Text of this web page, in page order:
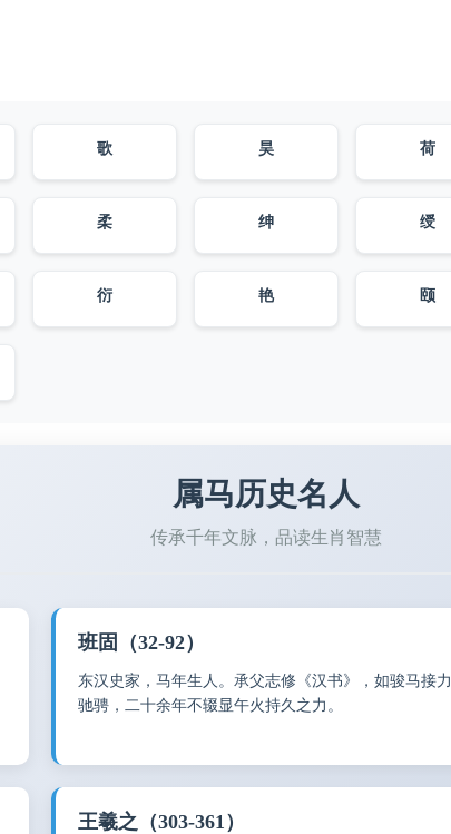
歌 昊 荷
柔 绅 绶
衍 艳 颐
属马历史名人
传承千年文脉，品读生肖智慧
班固（32-92）
东汉史家，马年生人。承父志修《汉书》，如骏马接力
驰骋，二十余年不辍显午火持久之力。
王羲之（303-361）